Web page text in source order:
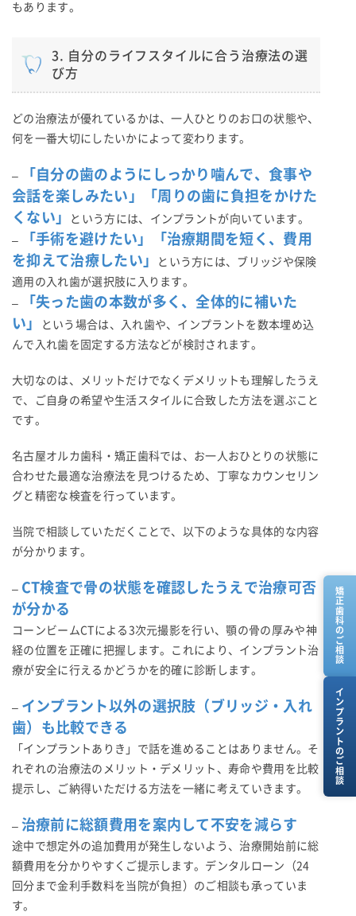
もあります。
3. 自分のライフスタイルに合う治療法の選
び方
どの治療法が優れているかは、一人ひとりのお口の状態や、
何を一番大切にしたいかによって変わります。
–
「自分の歯のようにしっかり噛んで、食事や
会話を楽しみたい」「周りの歯に負担をかけた
くない」
という方には、インプラントが向いています。
–
「手術を避けたい」「治療期間を短く、費用
を抑えて治療したい」
という方には、ブリッジや保険
適用の入れ歯が選択肢に入ります。
–
「失った歯の本数が多く、全体的に補いた
い」
という場合は、入れ歯や、インプラントを数本埋め込
んで入れ歯を固定する方法などが検討されます。
大切なのは、メリットだけでなくデメリットも理解したうえ
で、ご自身の希望や生活スタイルに合致した方法を選ぶこと
です。
名古屋オルカ歯科・矯正歯科では、お一人おひとりの状態に
合わせた最適な治療法を見つけるため、丁寧なカウンセリン
グと精密な検査を行っています。
当院で相談していただくことで、以下のような具体的な内容
が分かります。
– CT検査で骨の状態を確認したうえで治療可否
が分かる
コーンビームCTによる3次元撮影を行い、顎の骨の厚みや神
経の位置を正確に把握します。これにより、インプラント治
療が安全に行えるかどうかを的確に診断します。
– インプラント以外の選択肢（ブリッジ・入れ
歯）も比較できる
「インプラントありき」で話を進めることはありません。そ
れぞれの治療法のメリット・デメリット、寿命や費用を比較
提示し、ご納得いただける方法を一緒に考えていきます。
– 治療前に総額費用を案内して不安を減らす
途中で想定外の追加費用が発生しないよう、治療開始前に総
額費用を分かりやすくご提示します。デンタルローン（24
回分まで金利手数料を当院が負担）のご相談も承っていま
す。
矯正歯科のご相談
インプラントのご相談